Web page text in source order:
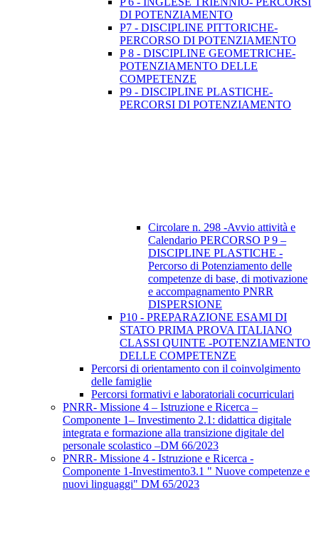
DI POTENZIAMENTO
P7 - DISCIPLINE PITTORICHE-
PERCORSO DI POTENZIAMENTO
P 8 - DISCIPLINE GEOMETRICHE-
POTENZIAMENTO DELLE
COMPETENZE
P9 - DISCIPLINE PLASTICHE-
PERCORSI DI POTENZIAMENTO
Circolare n. 298 -Avvio attività e
Calendario PERCORSO P 9 –
DISCIPLINE PLASTICHE -
Percorso di Potenziamento delle
competenze di base, di motivazione
e accompagnamento PNRR
DISPERSIONE
P10 - PREPARAZIONE ESAMI DI
STATO PRIMA PROVA ITALIANO
CLASSI QUINTE -POTENZIAMENTO
DELLE COMPETENZE
Percorsi di orientamento con il coinvolgimento
delle famiglie
Percorsi formativi e laboratoriali cocurriculari
PNRR- Missione 4 – Istruzione e Ricerca –
Componente 1– Investimento 2.1: didattica digitale
integrata e formazione alla transizione digitale del
personale scolastico –DM 66/2023
PNRR- Missione 4 - Istruzione e Ricerca -
Componente 1-Investimento3.1 " Nuove competenze e
nuovi linguaggi" DM 65/2023